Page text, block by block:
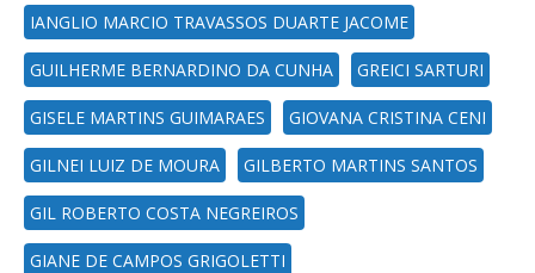
IANGLIO MARCIO TRAVASSOS DUARTE JACOME
GUILHERME BERNARDINO DA CUNHA GREICI SARTURI
GISELE MARTINS GUIMARAES GIOVANA CRISTINA CENI
GILNEI LUIZ DE MOURA GILBERTO MARTINS SANTOS
GIL ROBERTO COSTA NEGREIROS
GIANE DE CAMPOS GRIGOLETTI